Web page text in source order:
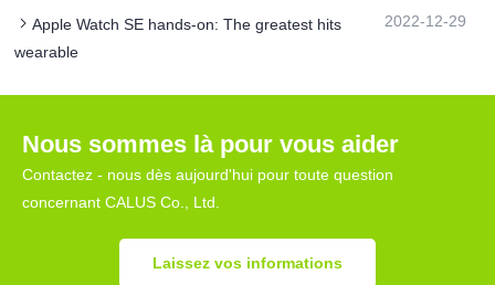
Apple Watch SE hands-on: The greatest hits
wearable
2022-12-29
Nous sommes là pour vous aider
Contactez - nous dès aujourd'hui pour toute question
concernant CALUS Co., Ltd.
Laissez vos informations